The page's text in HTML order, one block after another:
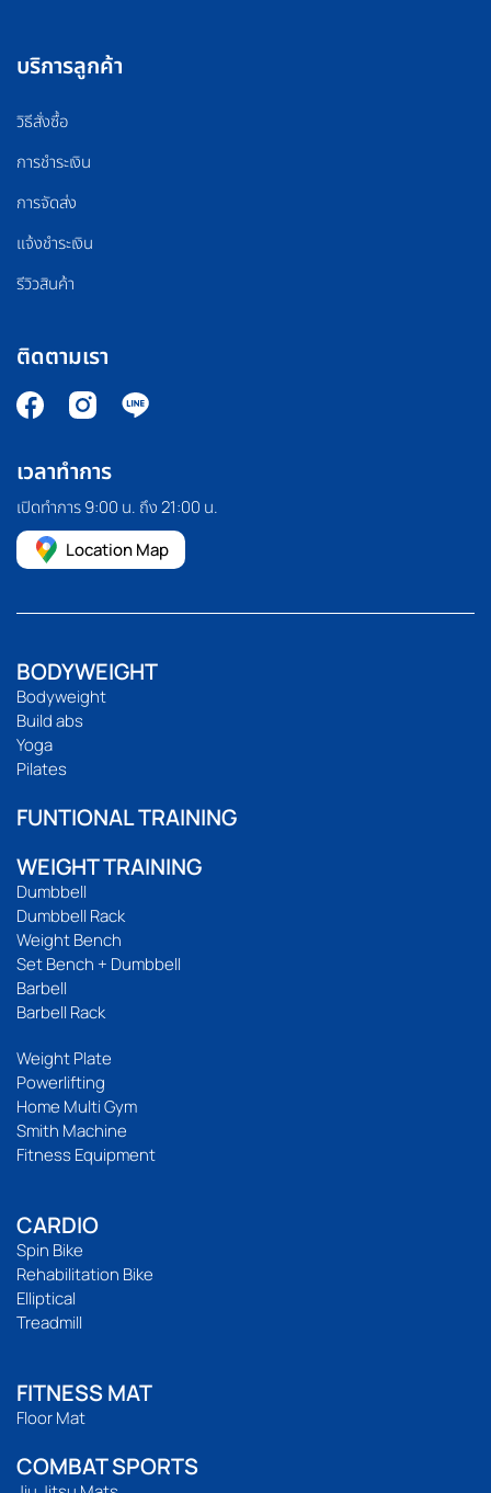
บริการลูกค้า
วิธีสั่งซื้อ
การชำระเงิน
การจัดส่ง
แจ้งชำระเงิน
รีวิวสินค้า
ติดตามเรา
เวลาทำการ
เปิดทำการ 9:00 น. ถึง 21:00 น.
Location Map
BODYWEIGHT
Bodyweight
Build abs
Yoga
Pilates
FUNTIONAL TRAINING
WEIGHT TRAINING
Dumbbell
Dumbbell Rack
Weight Bench
Set Bench + Dumbbell
Barbell
Barbell Rack
Weight Plate
Powerlifting
Home Multi Gym
Smith Machine
Fitness Equipment
CARDIO
Spin Bike
Rehabilitation Bike
Elliptical
Treadmill
FITNESS MAT
Floor Mat
COMBAT SPORTS